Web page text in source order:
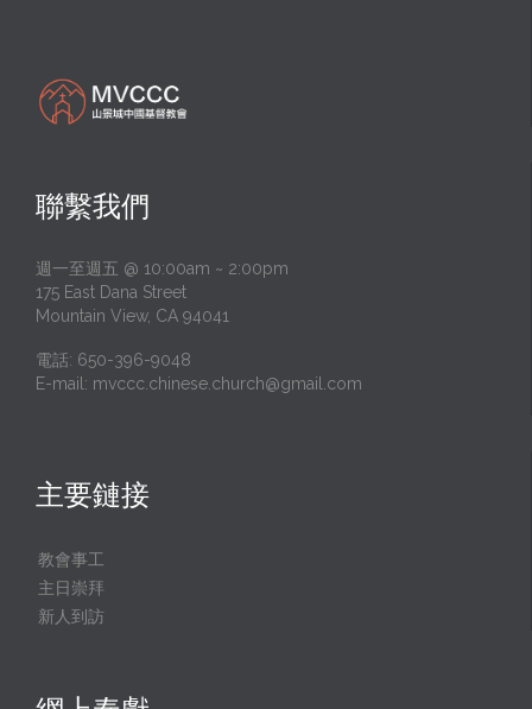
聯繫我們
週一至週五 @ 10:00am ~ 2:00pm
175 East Dana Street
Mountain View, CA 94041
電話: 650-396-9048
E-mail: mvccc.chinese.church@gmail.com
主要鏈接
教會事工
主日崇拜
新人到訪